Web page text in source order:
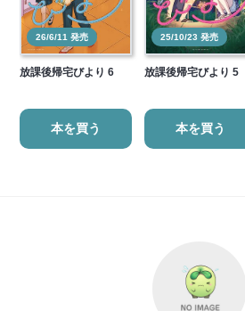
26/6/11 発売
放課後帰宅びより 6
本を買う
25/10/23 発売
放課後帰宅びより 5
本を買う